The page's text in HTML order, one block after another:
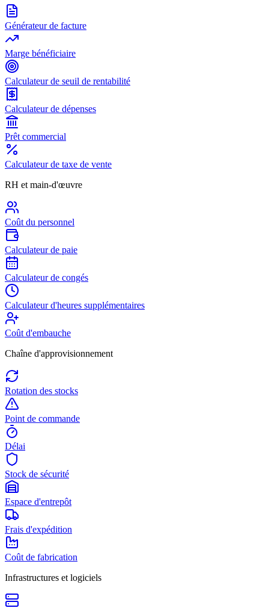
Générateur de facture
Marge bénéficiaire
Calculateur de seuil de rentabilité
Calculateur de dépenses
Prêt commercial
Calculateur de taxe de vente
RH et main-d'œuvre
Coût du personnel
Calculateur de paie
Calculateur de congés
Calculateur d'heures supplémentaires
Coût d'embauche
Chaîne d'approvisionnement
Rotation des stocks
Point de commande
Délai
Stock de sécurité
Espace d'entrepôt
Frais d'expédition
Coût de fabrication
Infrastructures et logiciels